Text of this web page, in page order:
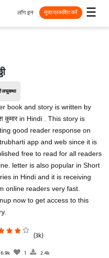
☰
लॉग इन मुक्त प्रकाशित करें
लघुकथा
book and story is written by
कुमार in Hindi . This story is
good reader response on
app and web since it is
free to read for all readers
letter is also popular in Short
in Hindi and it is receiving
online readers very fast.
now to get access to this
(3k)
6.9k 1 2.4k